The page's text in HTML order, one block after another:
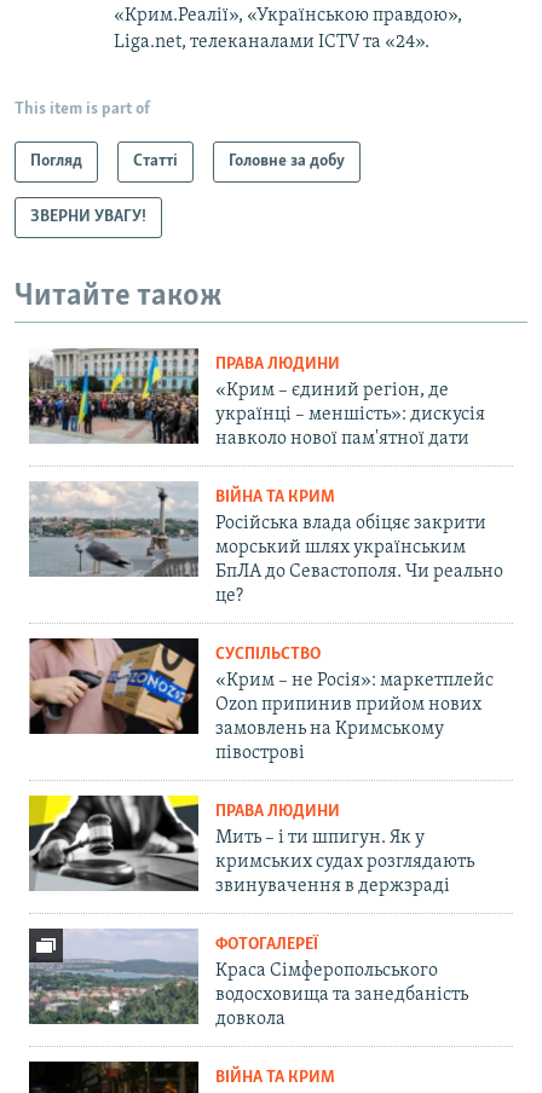
«Крим.Реалії», «Українською правдою»,
Liga.net, телеканалами ICTV та «24».
This item is part of
Погляд Статті Головне за добу
ЗВЕРНИ УВАГУ!
Читайте також
ПРАВА ЛЮДИНИ
«Крим – єдиний регіон, де
українці – меншість»: дискусія
навколо нової пам'ятної дати
ВІЙНА ТА КРИМ
Російська влада обіцяє закрити
морський шлях українським
БпЛА до Севастополя. Чи реально
це?
СУСПІЛЬСТВО
«Крим – не Росія»: маркетплейс
Ozon припинив прийом нових
замовлень на Кримському
півострові
ПРАВА ЛЮДИНИ
Мить – і ти шпигун. Як у
кримських судах розглядають
звинувачення в держзраді
ФОТОГАЛЕРЕЇ
Краса Сімферопольського
водосховища та занедбаність
довкола
ВІЙНА ТА КРИМ